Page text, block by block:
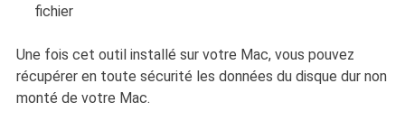
fichier
Une fois cet outil installé sur votre Mac, vous pouvez
récupérer en toute sécurité les données du disque dur non
monté de votre Mac.